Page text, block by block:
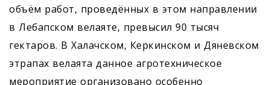
объём работ, проведённых в этом направлении
в Лебапском велаяте, превысил 90 тысяч
гектаров. В Халачском, Керкинском и Дяневском
этрапах велаята данное агротехническое
мероприятие организовано особенно